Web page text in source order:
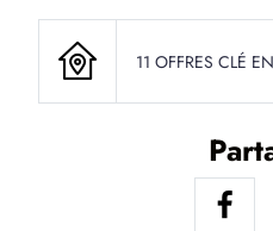
11 OFFRES CLÉ